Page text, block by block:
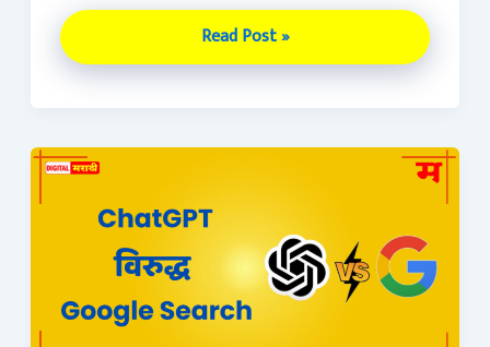
Read Post »
Google
Search
(ChatGPT
VS